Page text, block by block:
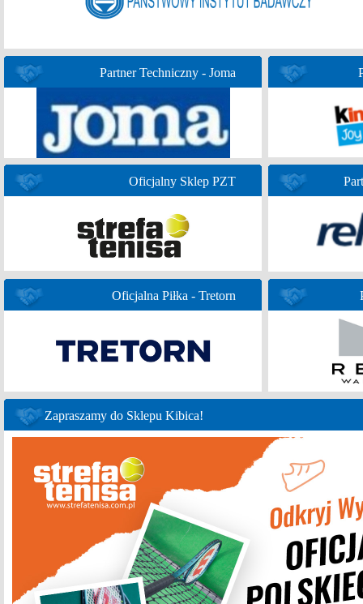
Partner Techniczny - Joma
Oficjalny Sklep PZT
Oficjalna Piłka - Tretorn
Zapraszamy do Sklepu Kibica!